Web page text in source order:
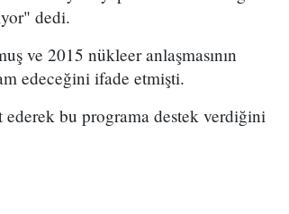
dedi.
ve 2015 nükleer anlaşmasının
edeceğini ifade etmişti.
ederek bu programa destek verdiğini